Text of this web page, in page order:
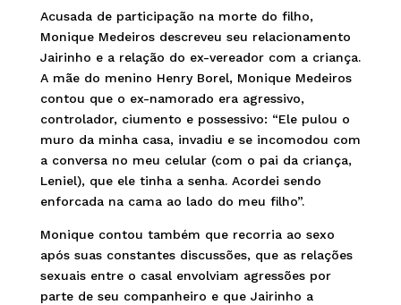
Acusada de participação na morte do filho,
Monique Medeiros descreveu seu relacionamento
Jairinho e a relação do ex-vereador com a criança.
A mãe do menino Henry Borel, Monique Medeiros
contou que o ex-namorado era agressivo,
controlador, ciumento e possessivo: “Ele pulou o
muro da minha casa, invadiu e se incomodou com
a conversa no meu celular (com o pai da criança,
Leniel), que ele tinha a senha. Acordei sendo
enforcada na cama ao lado do meu filho”.
Monique contou também que recorria ao sexo
após suas constantes discussões, que as relações
sexuais entre o casal envolviam agressões por
parte de seu companheiro e que Jairinho a